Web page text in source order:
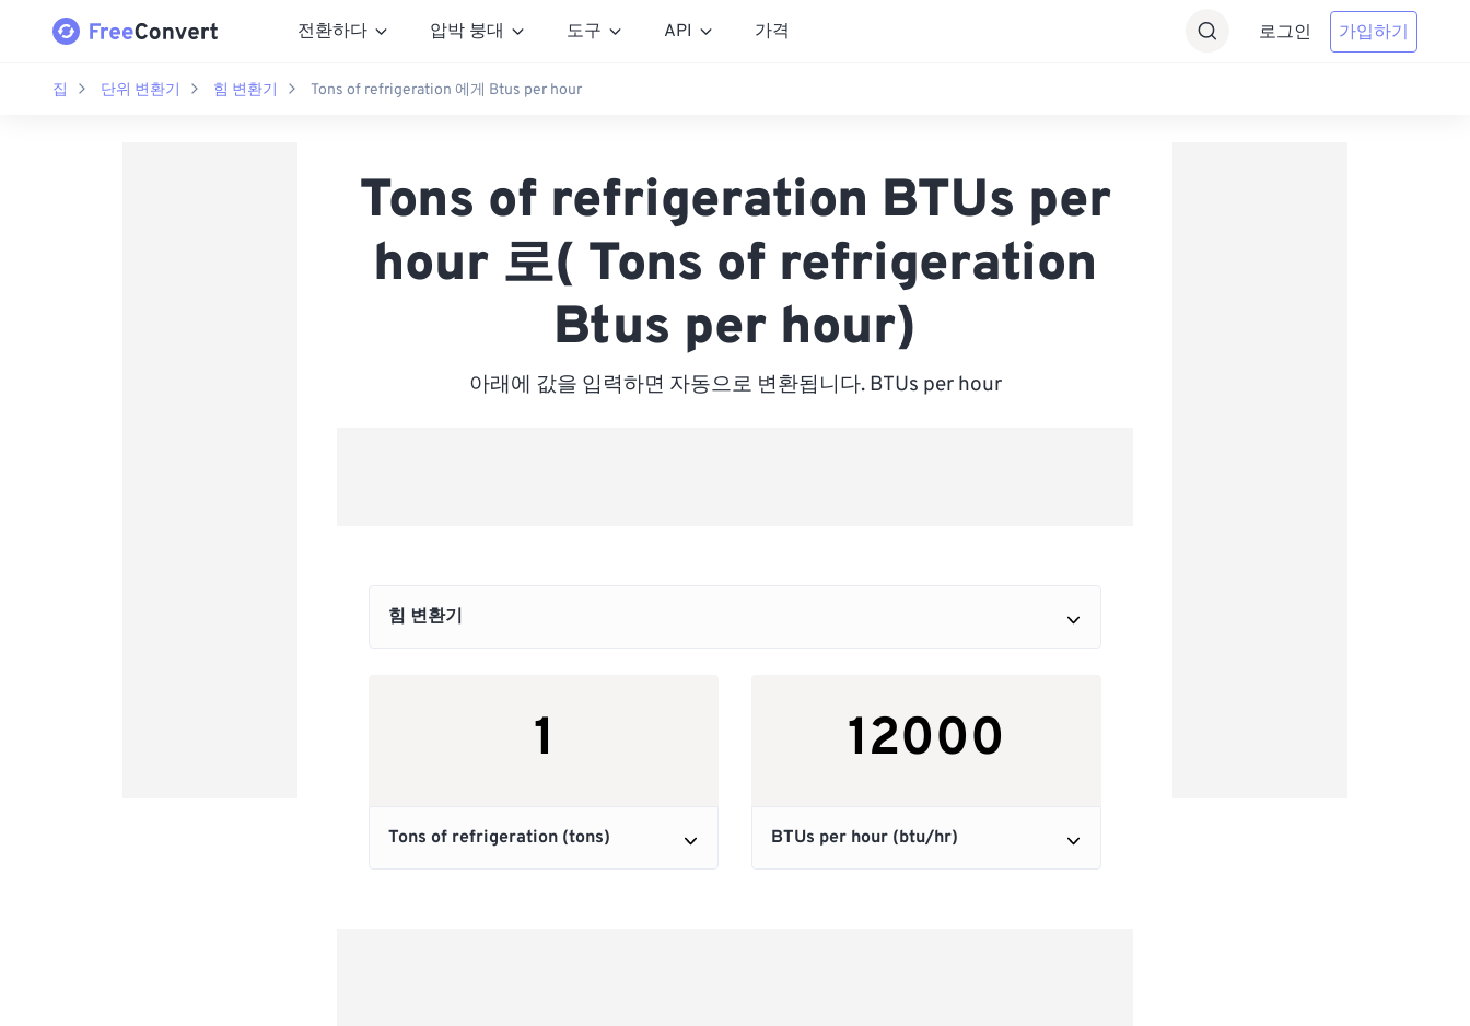
전환하다 압박 붕대 도구 API 가격 로그인 가입하기
집 단위 변환기 힘 변환기 Tons of refrigeration 에게 Btus per hour
Tons of refrigeration BTUs per
hour 로( Tons of refrigeration
Btus per hour)
아래에 값을 입력하면 자동으로 변환됩니다. BTUs per hour